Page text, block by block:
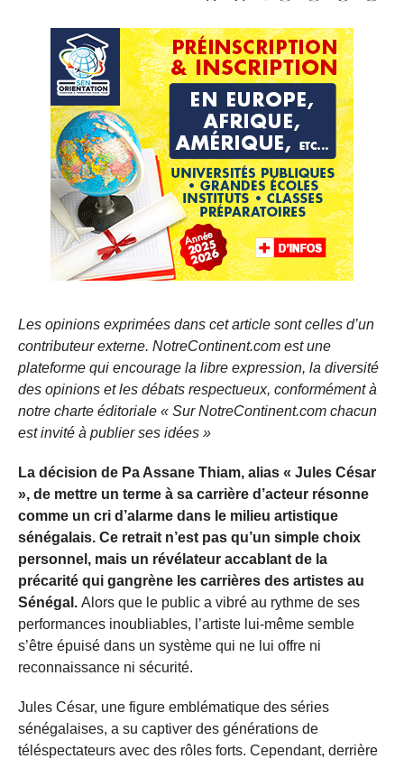
Les opinions exprimées dans cet article sont celles d’un
contributeur externe. NotreContinent.com est une
plateforme qui encourage la libre expression, la diversité
des opinions et les débats respectueux, conformément à
notre charte éditoriale « Sur NotreContinent.com chacun
est invité à publier ses idées »
La décision de Pa Assane Thiam, alias « Jules César
», de mettre un terme à sa carrière d’acteur résonne
comme un cri d’alarme dans le milieu artistique
sénégalais. Ce retrait n’est pas qu’un simple choix
personnel, mais un révélateur accablant de la
précarité qui gangrène les carrières des artistes au
Sénégal. Alors que le public a vibré au rythme de ses
performances inoubliables, l’artiste lui-même semble
s’être épuisé dans un système qui ne lui offre ni
reconnaissance ni sécurité.
Jules César, une figure emblématique des séries
sénégalaises, a su captiver des générations de
téléspectateurs avec des rôles forts. Cependant, derrière